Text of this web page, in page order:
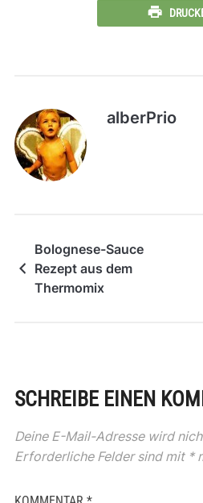
alberPrio
Bolognese-Sauce
Rezept aus dem
Thermomix
SCHREIBE EINEN
Deine E-Mail-Adresse wird
Erforderliche Felder sind mit *